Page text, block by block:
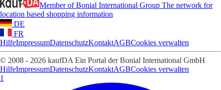
Member of Bonial International Group The network for
location based shopping information
DE
FR
HilfeImpressumDatenschutzKontaktAGBCookies verwalten
© 2008 - 2026 kaufDA Ein Portal der Bonial International GmbH
HilfeImpressumDatenschutzKontaktAGBCookies verwalten
1